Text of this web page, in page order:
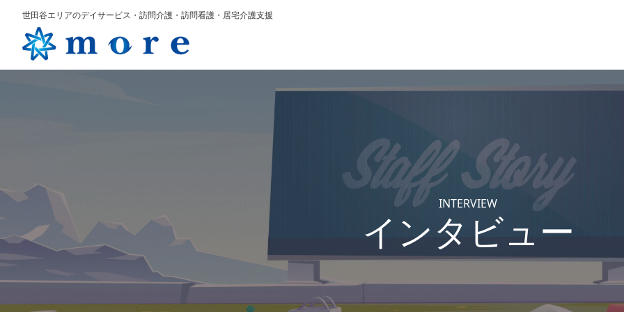
世田谷エリアのデイサービス・訪問介護・訪問看護・居宅介護支援
INTERVIEW
インタビュー